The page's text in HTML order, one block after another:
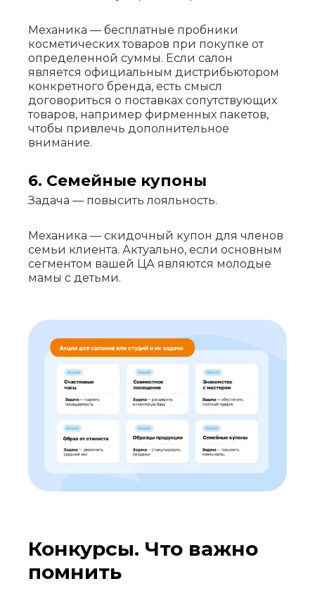
Механика — бесплатные пробники
косметических товаров при покупке от
определенной суммы. Если салон
является официальным дистрибьютором
конкретного бренда, есть смысл
договориться о поставках сопутствующих
товаров, например фирменных пакетов,
чтобы привлечь дополнительное
внимание.
6. Семейные купоны
Задача — повысить лояльность.
Механика — скидочный купон для членов
семьи клиента. Актуально, если основным
сегментом вашей ЦА являются молодые
мамы с детьми.
Конкурсы. Что важно
помнить